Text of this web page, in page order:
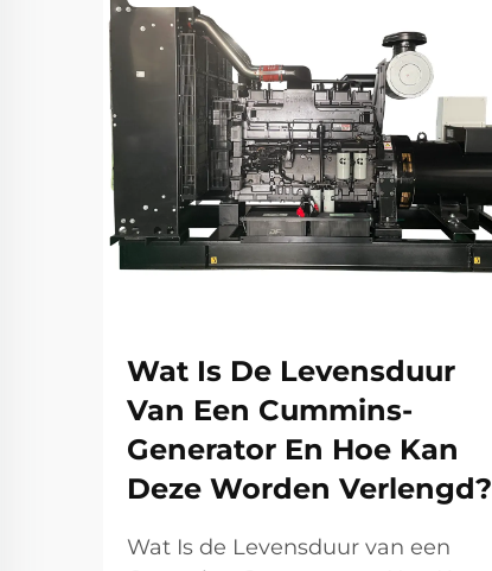
Wat Is De Levensduur
Van Een Cummins-
Generator En Hoe Kan
Deze Worden Verlengd?
Wat Is de Levensduur van een